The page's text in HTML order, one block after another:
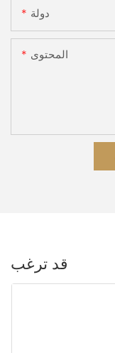
دولة
المحتوى
قد ترغب